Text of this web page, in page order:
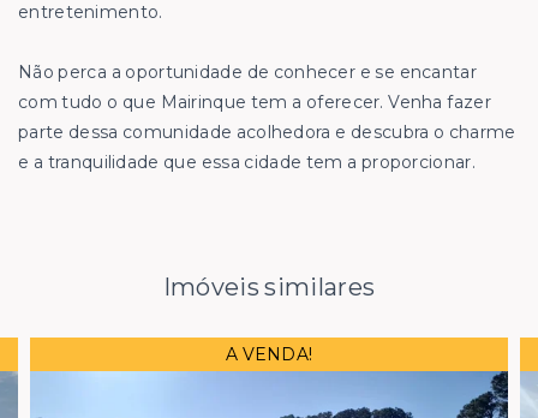
entretenimento.
Não perca a oportunidade de conhecer e se encantar
com tudo o que Mairinque tem a oferecer. Venha fazer
parte dessa comunidade acolhedora e descubra o charme
e a tranquilidade que essa cidade tem a proporcionar.
Imóveis similares
A VENDA!